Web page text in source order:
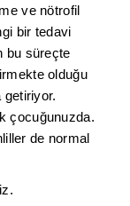
ve nötrofil
bir tedavi
bu süreçte
olduğu
çocuğunuzda.
de normal